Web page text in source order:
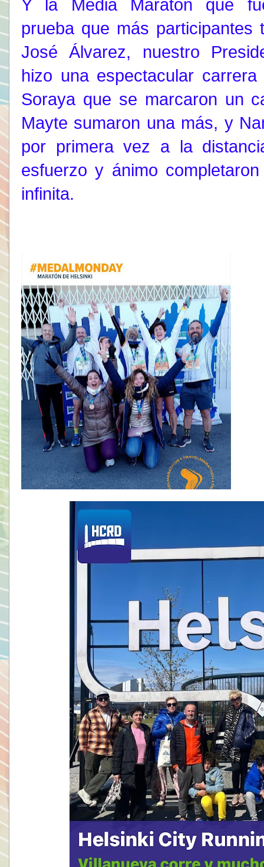
Y la Media Maratón que
prueba que más participantes
José Álvarez, nuestro
hizo una espectacular
Soraya que se marcaron un
Mayte sumaron una más, y
por primera vez a la
esfuerzo y ánimo
infinita.